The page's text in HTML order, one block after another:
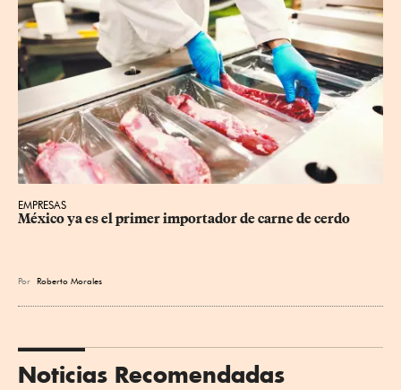
EMPRESAS
México ya es el primer importador de carne de cerdo
Por Roberto Morales
Noticias Recomendadas